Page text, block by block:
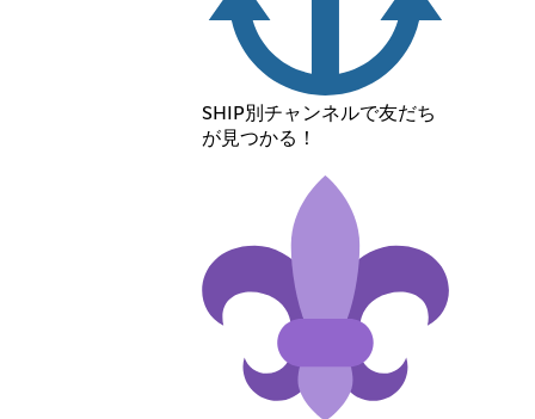
SHIP別チャンネルで友だち
が見つかる！